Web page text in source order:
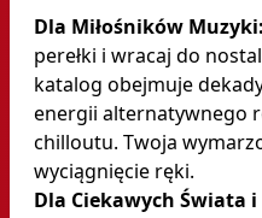
Dla Miłośników Muzyki:
perełki i wracaj do
katalog obejmuje
energii alternatywnego
chilloutu. Twoja
wyciągnięcie ręki.
Dla Ciekawych Świata i